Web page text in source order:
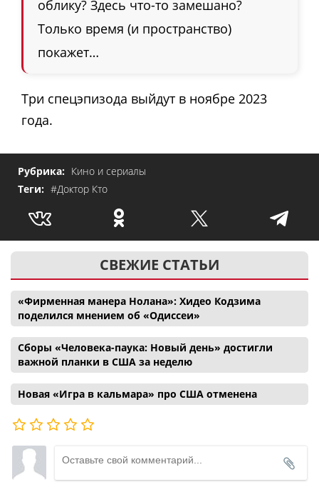
облику? Здесь что-то замешано?
Только время (и пространство)
покажет…
Три спецэпизода выйдут в ноябре 2023
года.
Рубрика: Кино и сериалы
Теги: #Доктор Кто
СВЕЖИЕ СТАТЬИ
«Фирменная манера Нолана»: Хидео Кодзима
поделился мнением об «Одиссеи»
Сборы «Человека-паука: Новый день» достигли
важной планки в США за неделю
Новая «Игра в кальмара» про США отменена